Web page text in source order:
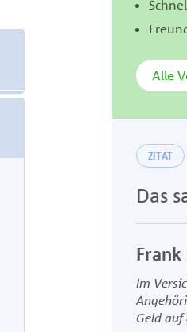
Alle
ZITAT
Das
Im
Geld auf